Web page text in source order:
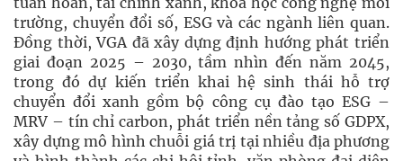
trường, chuyển đổi số, ESG và các ngành liên quan.
Đồng thời, VGA đã xây dựng định hướng phát triển
giai đoạn 2025 – 2030, tầm nhìn đến năm 2045,
trong đó dự kiến triển khai hệ sinh thái hỗ trợ
chuyển đổi xanh gồm bộ công cụ đào tạo ESG –
MRV – tín chỉ carbon, phát triển nền tảng số GDPX,
xây dựng mô hình chuỗi giá trị tại nhiều địa phương